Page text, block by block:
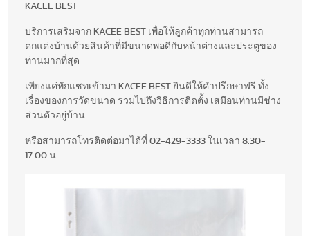
KACEE BEST
บริการเสริมจาก KACEE BEST เพื่อให้ลูกค้าทุกท่านสามารถ
ตกแต่งบ้านด้วยสินค้าที่มีขนาดพอดีกับหน้าต่างและประตูของ
ท่านมากที่สุด
เพียงแค่ทักแชทเข้ามา KACEE BEST ยินดีให้คำปรึกษาฟรี ทั้ง
เรื่องของการวัดขนาด รวมไปถึงวิธีการติดตั้ง เสมือนท่านมีช่าง
ส่วนตัวอยู่บ้าน
หรือสามารถโทรติดต่อมาได้ที่ 02-429-3333 ในเวลา 8.30-
17.00 น